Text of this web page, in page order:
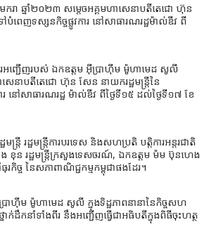
ករា ឆ្នាំ២០២៣ សម្តេចអគ្គមហាសេនាបតីតេជោ ហ៊ុន
ពេញទស្សនកិច្ចផ្លូវការ នៅសាធារណរដ្ឋម៉ាល់ឌីវ ពី
ារអញ្ជើញរបស់ ឯកឧត្តម អ៊ីប្រាហ៊ីម ម៉ូហាមេដ សូលី
េនាបតីតេជោ ហ៊ុន សែន នាយករដ្ឋមន្រ្តីនៃ
នៅសាធារណរដ្ឋ ម៉ាល់ឌីវ ពីថ្ងៃទី១៥ ដល់ថ្ងៃទី១៧ ខែ
តី រដ្ឋមន្រ្តីការបរទេស និងសហប្រតិ បត្តិការអន្តរជាតិ
ខុន រដ្ឋមន្រ្តីក្រសួងទេសចរណ៍, ឯកឧត្តម ម៉ម ប៊ុនហេង
កិច្ច នៃសភាពាណិជ្ជកម្មកម្ពុជាផងដែរ។
ប្រាហ៊ីម ម៉ូហាមេដ សូលី ក្នុងទិដ្ឋភាពនានានៃកិច្ចសហ
ាក់ដឹកនាំទាំងពីរ នឹងអញ្ជើញធ្វើជាអធិបតីក្នុងពិធីចុះហត្ថ